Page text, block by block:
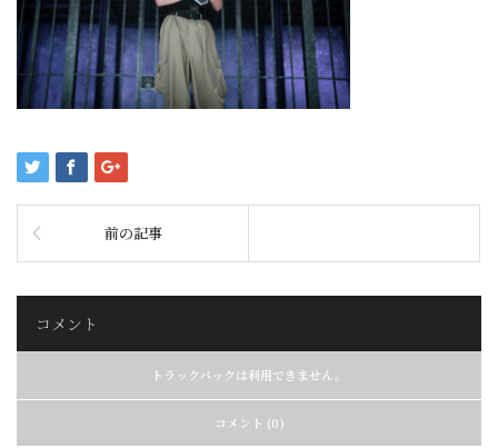
前の記事
コメント
トラックバックは利用できません。
コメント (0)